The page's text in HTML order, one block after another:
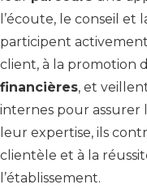
l’écoute, le conseil et
participent
client, à la promotion
financières, et
internes pour assurer
leur expertise, ils
clientèle et à la
l’établissement.